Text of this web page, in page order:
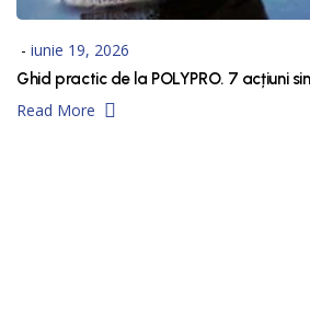
iunie 19, 2026
Read More